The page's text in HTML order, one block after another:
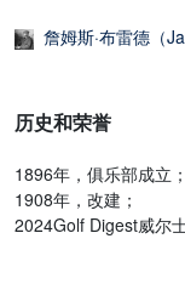
詹姆斯·布雷德（
历史和荣誉
1896年，俱乐部成立；
1908年，改建；
2024Golf Digest威尔